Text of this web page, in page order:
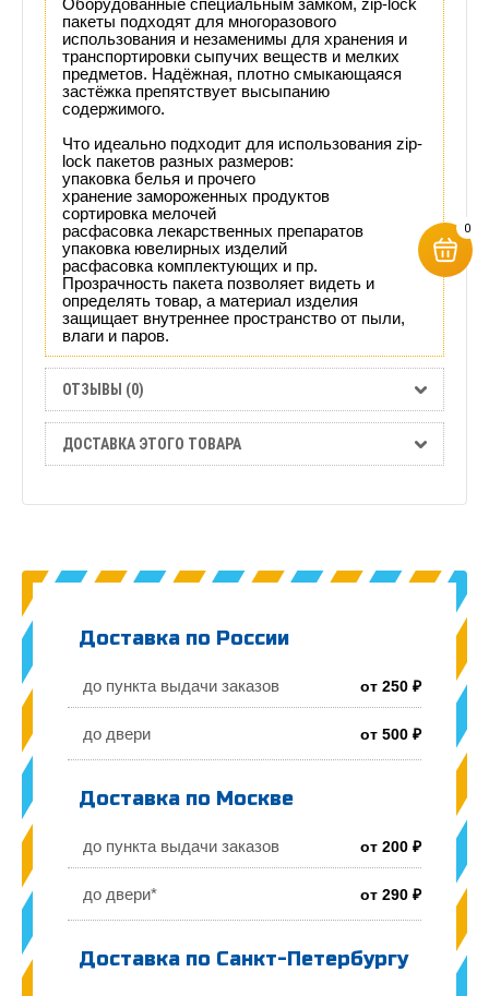
Оборудованные специальным замком, zip-lock
пакеты подходят для многоразового
использования и незаменимы для хранения и
транспортировки сыпучих веществ и мелких
предметов. Надёжная, плотно смыкающаяся
застёжка препятствует высыпанию
содержимого.
Что идеально подходит для использования zip-
lock пакетов разных размеров:
упаковка белья и прочего
хранение замороженных продуктов
сортировка мелочей
расфасовка лекарственных препаратов
упаковка ювелирных изделий
расфасовка комплектующих и пр.
Прозрачность пакета позволяет видеть и
определять товар, а материал изделия
защищает внутреннее пространство от пыли,
влаги и паров.
ОТЗЫВЫ (0)
ДОСТАВКА ЭТОГО ТОВАРА
Доставка по России
до пункта выдачи заказов от 250 ₽
до двери от 500 ₽
Доставка по Москве
до пункта выдачи заказов от 200 ₽
до двери* от 290 ₽
Доставка по Санкт-Петербургу
0